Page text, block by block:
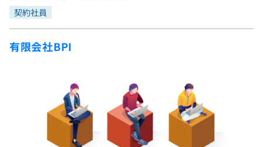
インターン
新卒エージェント
インタビュー
就活成功ガイド
問題集
4択課題
プログラミング言語
再チャレンジ結果一覧
ゲーム・マンガ
契約社員
有限会社BPI